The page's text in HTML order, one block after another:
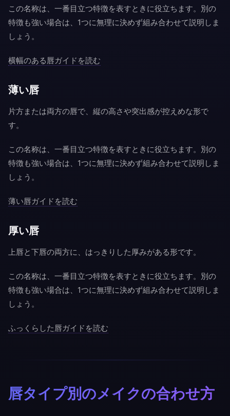
この名称は、一番目立つ特徴を表すときに役立ちます。別の
特徴も強い場合は、1つに無理に決めず組み合わせて説明しま
しょう。
横幅のある唇ガイドを読む
薄い唇
片方または両方の唇で、縦の高さや突出感が控えめな形で
す。
この名称は、一番目立つ特徴を表すときに役立ちます。別の
特徴も強い場合は、1つに無理に決めず組み合わせて説明しま
しょう。
薄い唇ガイドを読む
厚い唇
上唇と下唇の両方に、はっきりした厚みがある形です。
この名称は、一番目立つ特徴を表すときに役立ちます。別の
特徴も強い場合は、1つに無理に決めず組み合わせて説明しま
しょう。
ふっくらした唇ガイドを読む
唇タイプ別のメイクの合わせ方